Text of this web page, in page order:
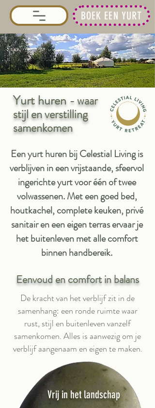
BOEK EEN YURT
Yurt huren - waar
stijl en verstilling
samenkomen
Een yurt huren bij Celestial Living is
verblijven in een vrijstaande, sfeervol
ingerichte yurt voor één of twee
volwassenen. Met een goed bed,
houtkachel, complete keuken, privé
sanitair en een eigen terras ervaar je
het buitenleven met alle comfort
binnen handbereik.
Eenvoud en comfort in balans
De kracht van het verblijf zit in de
samenhang: een ronde ruimte waar
rust, stijl en buitenleven vanzelf
samenkomen. Alles is aanwezig om je
verblijf aangenaam en eigen te maken.
Vrij in het landschap